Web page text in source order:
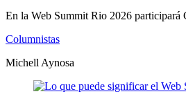
En la Web Summit Rio 2026 participará
Columnistas
Michell Aynosa